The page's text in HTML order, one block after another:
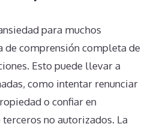
para muchos
comprensión completa de
Esto puede llevar a
como intentar renunciar
o confiar en
no autorizados. La